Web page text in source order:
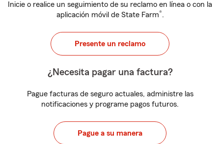
Inicie o realice un seguimiento de su reclamo en línea o con la
aplicación móvil de State Farm®.
Presente un reclamo
¿Necesita pagar una factura?
Pague facturas de seguro actuales, administre las
notificaciones y programe pagos futuros.
Pague a su manera